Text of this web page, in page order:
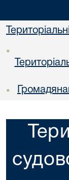
•
•